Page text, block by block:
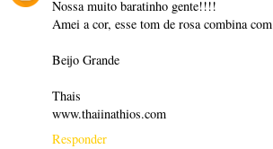
Nossa muito baratinho gente!!!!
Amei a cor, esse tom de rosa combina
Beijo Grande
Thais
www.thaiinathios.com
Responder